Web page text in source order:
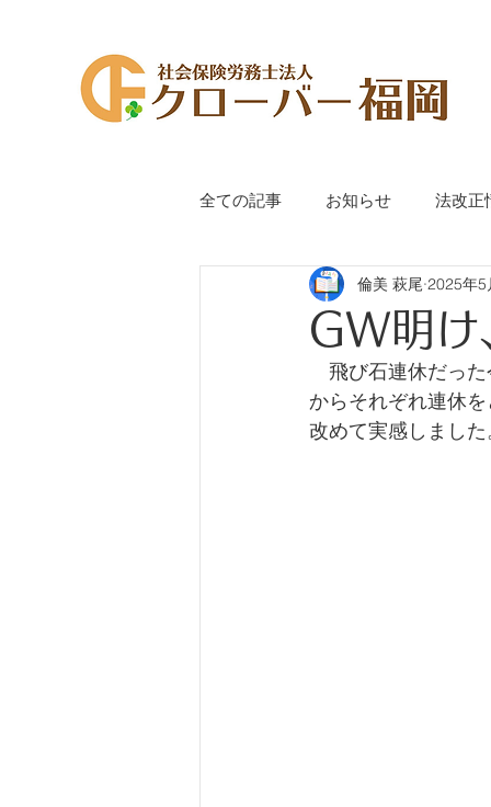
全ての記事 お知らせ 法改正
代表萩尾のつぶやき 手続き
GW明け
倫美 萩尾 2025年5
飛び石連休だった
からそれぞれ連休
改めて実感しまし